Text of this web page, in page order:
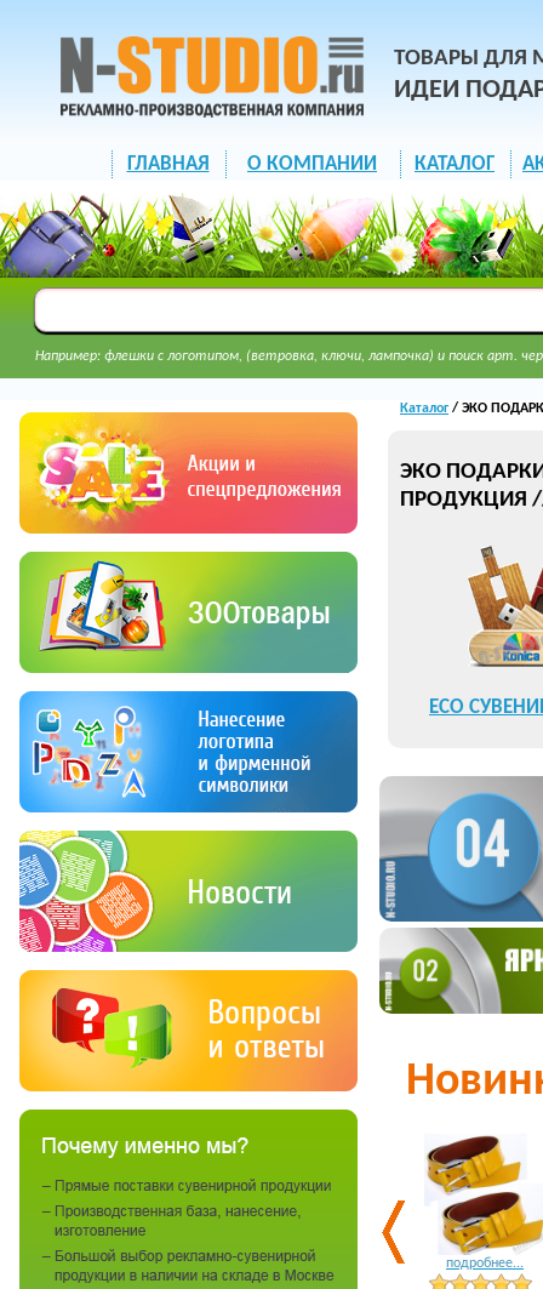
ТОВАРЫ ДЛЯ
ИДЕИ
ГЛАВНАЯ О КОМПАНИИ КАТАЛОГ
Например: флешки с логотипом, (ветровка, ключи, лампочка) и поиск арт.
Каталог/ ЭКО
ЭКО ПОДАРКИ
ПРОДУКЦИЯ
ECO
подробнее...